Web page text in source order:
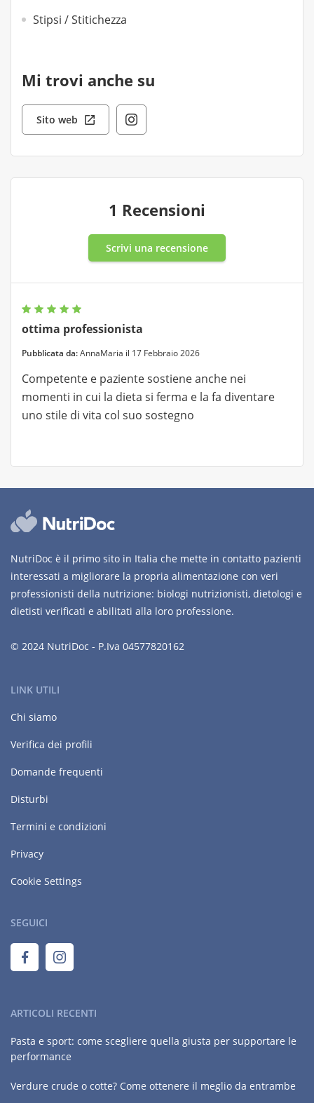
Stipsi / Stitichezza
Mi trovi anche su
Sito web
1 Recensioni
Scrivi una recensione
ottima professionista
Pubblicata da:AnnaMaria il 17 Febbraio 2026
Competente e paziente sostiene anche nei
momenti in cui la dieta si ferma e la fa diventare
uno stile di vita col suo sostegno
NutriDoc è il primo sito in Italia che mette in contatto pazienti
interessati a migliorare la propria alimentazione con veri
professionisti della nutrizione: biologi nutrizionisti, dietologi e
dietisti verificati e abilitati alla loro professione.
© 2024 NutriDoc - P.Iva 04577820162
LINK UTILI
Chi siamo
Verifica dei profili
Domande frequenti
Disturbi
Termini e condizioni
Privacy
Cookie Settings
SEGUICI
ARTICOLI RECENTI
Pasta e sport: come scegliere quella giusta per supportare le
performance
Verdure crude o cotte? Come ottenere il meglio da entrambe